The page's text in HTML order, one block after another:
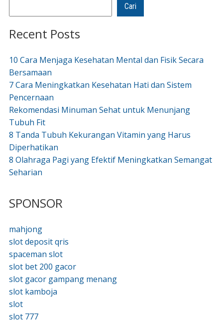
Cari
Recent Posts
10 Cara Menjaga Kesehatan Mental dan Fisik Secara
Bersamaan
7 Cara Meningkatkan Kesehatan Hati dan Sistem
Pencernaan
Rekomendasi Minuman Sehat untuk Menunjang
Tubuh Fit
8 Tanda Tubuh Kekurangan Vitamin yang Harus
Diperhatikan
8 Olahraga Pagi yang Efektif Meningkatkan Semangat
Seharian
SPONSOR
mahjong
slot deposit qris
spaceman slot
slot bet 200 gacor
slot gacor gampang menang
slot kamboja
slot
slot 777